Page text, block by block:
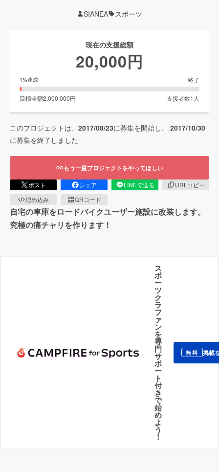
SIANEA スポーツ
現在の支援総額
20,000円
1%達成 終了
目標金額2,000,000円 支援者数1 人
このプロジェクトは、 2017/08/23に募集を開始し、 2017/10/30
に募集を終了しました
もう一度プロジェクトをやってほしい
ポスト シェア LINEで送る
URLコピー
埋め込み
QRコード
自宅の車庫をロードバイクユーザー施設に改装します。
究極の痛チャリを作ります！
ス
ポ
ー
ツ
ク
ラ
フ
ァ
ン
を
専
門
サ
ポ
ー
ト
付
き
で
始
め
よ
う
！
無料 掲載